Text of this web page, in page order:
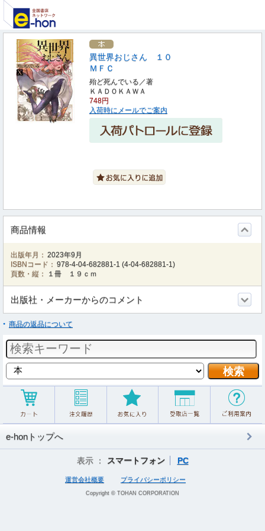
異世界おじさん １０
ＭＦＣ
殆ど死んでいる／著
ＫＡＤＯＫＡＷＡ
748円
入荷時にメールでご案内
商品情報
出版年月： 2023年9月
ISBNコード： 978-4-04-682881-1 (4-04-682881-1)
頁数・縦：
１冊 １９ｃｍ
出版社・メーカーからのコメント
商品の返品について
e-honトップへ
表示 ： スマートフォン PC
運営会社概要 プライバシーポリシー
Copyright © TOHAN CORPORATION